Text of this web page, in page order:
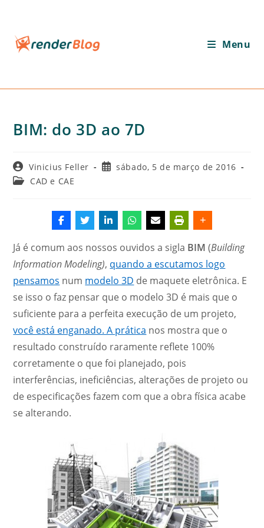
conteúdo
Menu
BIM: do 3D ao 7D
Autor
do
post:
Vinicius Feller
Postsábado, 5 de março de 2016
Categoria
CAD e CAE
Já é comum aos nossos ouvidos a sigla BIM (Building
Information Modeling), quando a escutamos logo
pensamos num modelo 3D de maquete eletrônica. E
se isso o faz pensar que o modelo 3D é mais que o
suficiente para a perfeita execução de um projeto,
você está enganado. A prática nos mostra que o
resultado construído raramente reflete 100%
corretamente o que foi planejado, pois
interferências, ineficiências, alterações de projeto ou
de especificações fazem com que a obra física acabe
se alterando.